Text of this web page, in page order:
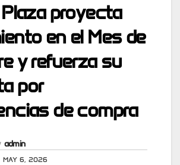
proyecta
en el Mes de
y refuerza su
por
de compra
admin
MAY 6, 2026